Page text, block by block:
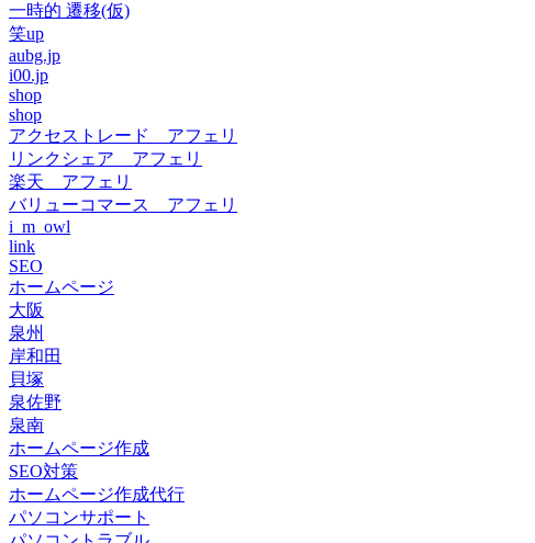
一時的 遷移(仮)
笑up
aubg.jp
i00.jp
shop
shop
アクセストレード アフェリ
リンクシェア アフェリ
楽天 アフェリ
バリューコマース アフェリ
i_m_owl
link
SEO
ホームページ
大阪
泉州
岸和田
貝塚
泉佐野
泉南
ホームページ作成
SEO対策
ホームページ作成代行
パソコンサポート